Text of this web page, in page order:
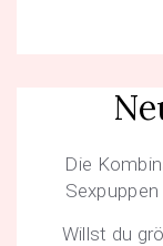
Die
Willst du